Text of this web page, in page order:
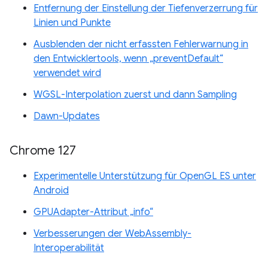
Entfernung der Einstellung der Tiefenverzerrung für
Linien und Punkte
Ausblenden der nicht erfassten Fehlerwarnung in
den Entwicklertools, wenn „preventDefault“
verwendet wird
WGSL-Interpolation zuerst und dann Sampling
Dawn-Updates
Chrome 127
Experimentelle Unterstützung für OpenGL ES unter
Android
GPUAdapter-Attribut „info“
Verbesserungen der WebAssembly-
Interoperabilität